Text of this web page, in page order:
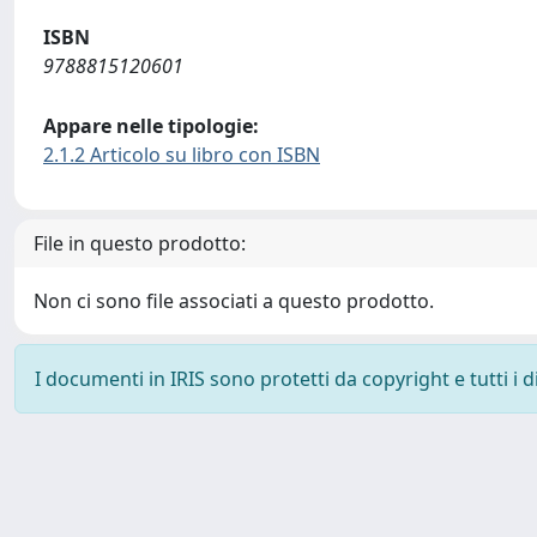
ISBN
9788815120601
Appare nelle tipologie:
2.1.2 Articolo su libro con ISBN
File in questo prodotto:
Non ci sono file associati a questo prodotto.
I documenti in IRIS sono protetti da copyright e tutti i